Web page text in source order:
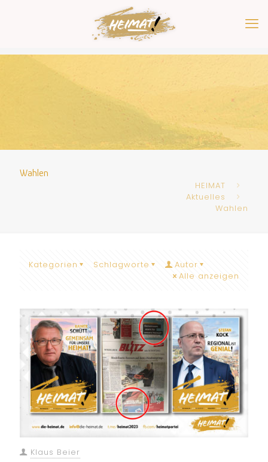
Wahlen
HEIMAT
Aktuelles
Wahlen
Kategorien Schlagworte
Autor
Alle anzeigen
Klaus Beier